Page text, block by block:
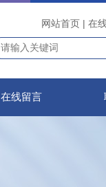
网站首页 | 在
在线留言